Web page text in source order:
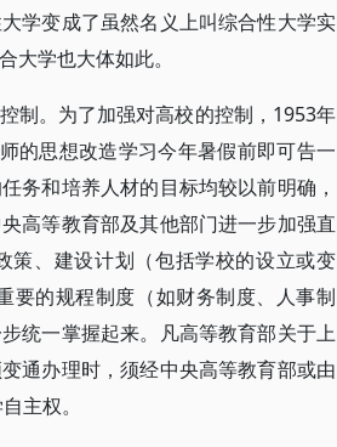
学变成了虽然名义上叫综合性大学实
大学也大体如此。
制。为了加强对高校的控制，1953年
的思想改造学习今年暑假前即可告一
务和培养人材的目标均较以前明确，
高等教育部及其他部门进一步加强直
策、建设计划（包括学校的设立或变
要的规程制度（如财务制度、人事制
统一掌握起来。凡高等教育部关于上
通办理时，须经中央高等教育部或由
主权。